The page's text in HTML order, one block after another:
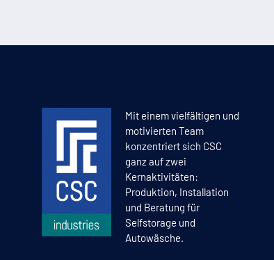
Mit einem vielfältigen und
motivierten Team
konzentriert sich CSC
ganz auf zwei
Kernaktivitäten:
Produktion, Installation
und Beratung für
Selfstorage und
Autowäsche.